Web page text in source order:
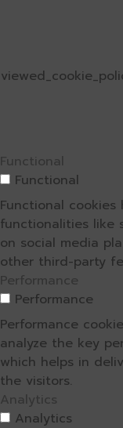
Functional
Functional
Functional
functionalities like
on social media
other third-party
Performance
Performance
Performance
analyze the key
which helps in
the visitors.
Analytics
Analytics